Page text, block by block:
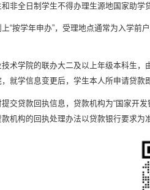
非全日制学生不得办理生源地国家助学
上“按学年申办”，受理地点通常为入学
技术学院的联办大二及以上年级本科生
就学信息变更后，学生本人所申请贷款
提交贷款回执信息，贷款机构为“国家开
机构的回执处理办法以贷款银行要求为